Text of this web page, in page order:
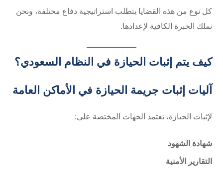
كل نوع من هذه القضايا يتطلب استراتيجية دفاع مختلفة، ونحن
نملك الخبرة الكافية لإعدادها.
كيف يتم إثبات الحيازة في النظام السعودي؟
آليات إثبات جريمة الحيازة في الأماكن العامة
لإثبات الحيازة، تعتمد الجهات المختصة على:
شهادة الشهود
التقارير الأمنية